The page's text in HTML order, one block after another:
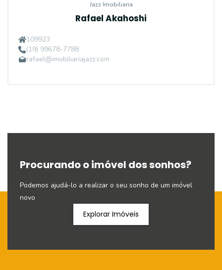
Jazz Imobiliaria
Rafael Akahoshi
109923
(19) 99678-7788
rafael@imobiliariajazz.com
Procurando o imóvel dos sonhos?
Podemos ajudá-lo a realizar o seu sonho de um imóvel
novo
Explorar Imóveis